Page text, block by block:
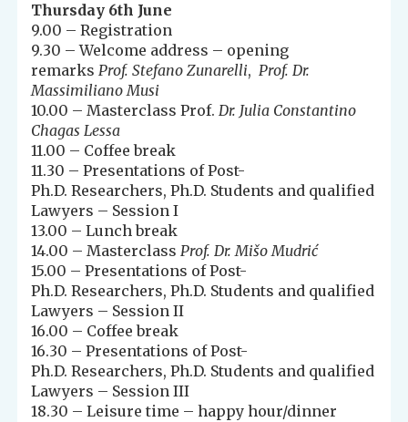
Thursday 6th June
9.00 – Registration
9.30 – Welcome address – opening
remarksProf. Stefano Zunarelli,Prof. Dr.
Massimiliano Musi
10.00 – Masterclass Prof.Dr. Julia Constantino
Chagas Lessa
11.00 – Coffee break
11.30 – Presentations of Post-
Ph.D. Researchers, Ph.D. Students and qualified
Lawyers – Session I
13.00 – Lunch break
14.00 – MasterclassProf. Dr. Mišo Mudrić
15.00 – Presentations of Post-
Ph.D. Researchers, Ph.D. Students and qualified
Lawyers – Session II
16.00 – Coffee break
16.30 – Presentations of Post-
Ph.D. Researchers, Ph.D. Students and qualified
Lawyers – Session III
18.30 – Leisure time – happy hour/dinner